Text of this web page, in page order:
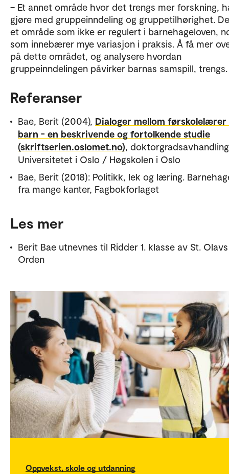
– Et annet område hvor det trengs mer forskning,
gjøre med gruppeinndeling og gruppetilhørighet.
et område som ikke er regulert i barnehageloven,
som innebærer mye variasjon i praksis. Å få mer
på dette området, og analysere hvordan
gruppeinndelingen påvirker barnas samspill,
Referanser
Bae, Berit (2004), Dialoger mellom førskolelærer
barn - en beskrivende og fortolkende studie
(skriftserien.oslomet.no),
Universitetet i Oslo / Høgskolen i Oslo
Bae, Berit (2018): Politikk, lek og læring.
fra mange kanter, Fagbokforlaget
Les mer
Berit Bae utnevnes til Ridder 1. klasse av St. Olavs
Orden
Oppvekst, skole og utdanning